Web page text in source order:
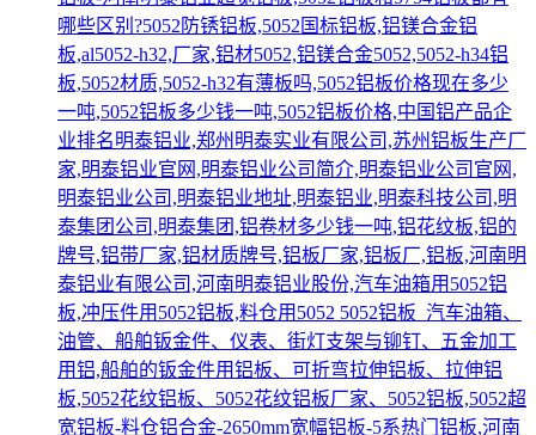
哪些区别?5052防锈铝板,5052国标铝板,铝镁合金铝
板,al5052-h32,厂家,铝材5052,铝镁合金5052,5052-h34铝
板,5052材质,5052-h32有薄板吗,5052铝板价格现在多少
一吨,5052铝板多少钱一吨,5052铝板价格,中国铝产品企
业排名明泰铝业,郑州明泰实业有限公司,苏州铝板生产厂
家,明泰铝业官网,明泰铝业公司简介,明泰铝业公司官网,
明泰铝业公司,明泰铝业地址,明泰铝业,明泰科技公司,明
泰集团公司,明泰集团,铝卷材多少钱一吨,铝花纹板,铝的
牌号,铝带厂家,铝材质牌号,铝板厂家,铝板厂,铝板,河南明
泰铝业有限公司,河南明泰铝业股份,汽车油箱用5052铝
板,冲压件用5052铝板,料仓用5052 5052铝板_汽车油箱、
油管、船舶钣金件、仪表、街灯支架与铆钉、五金加工
用铝,船舶的钣金件用铝板、可折弯拉伸铝板、拉伸铝
板,5052花纹铝板、5052花纹铝板厂家、5052铝板,5052超
宽铝板-料仓铝合金-2650mm宽幅铝板-5系热门铝板,河南